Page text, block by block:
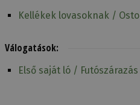
Kellékek lovasoknak /
Válogatások:
Első saját ló / Futószárazás